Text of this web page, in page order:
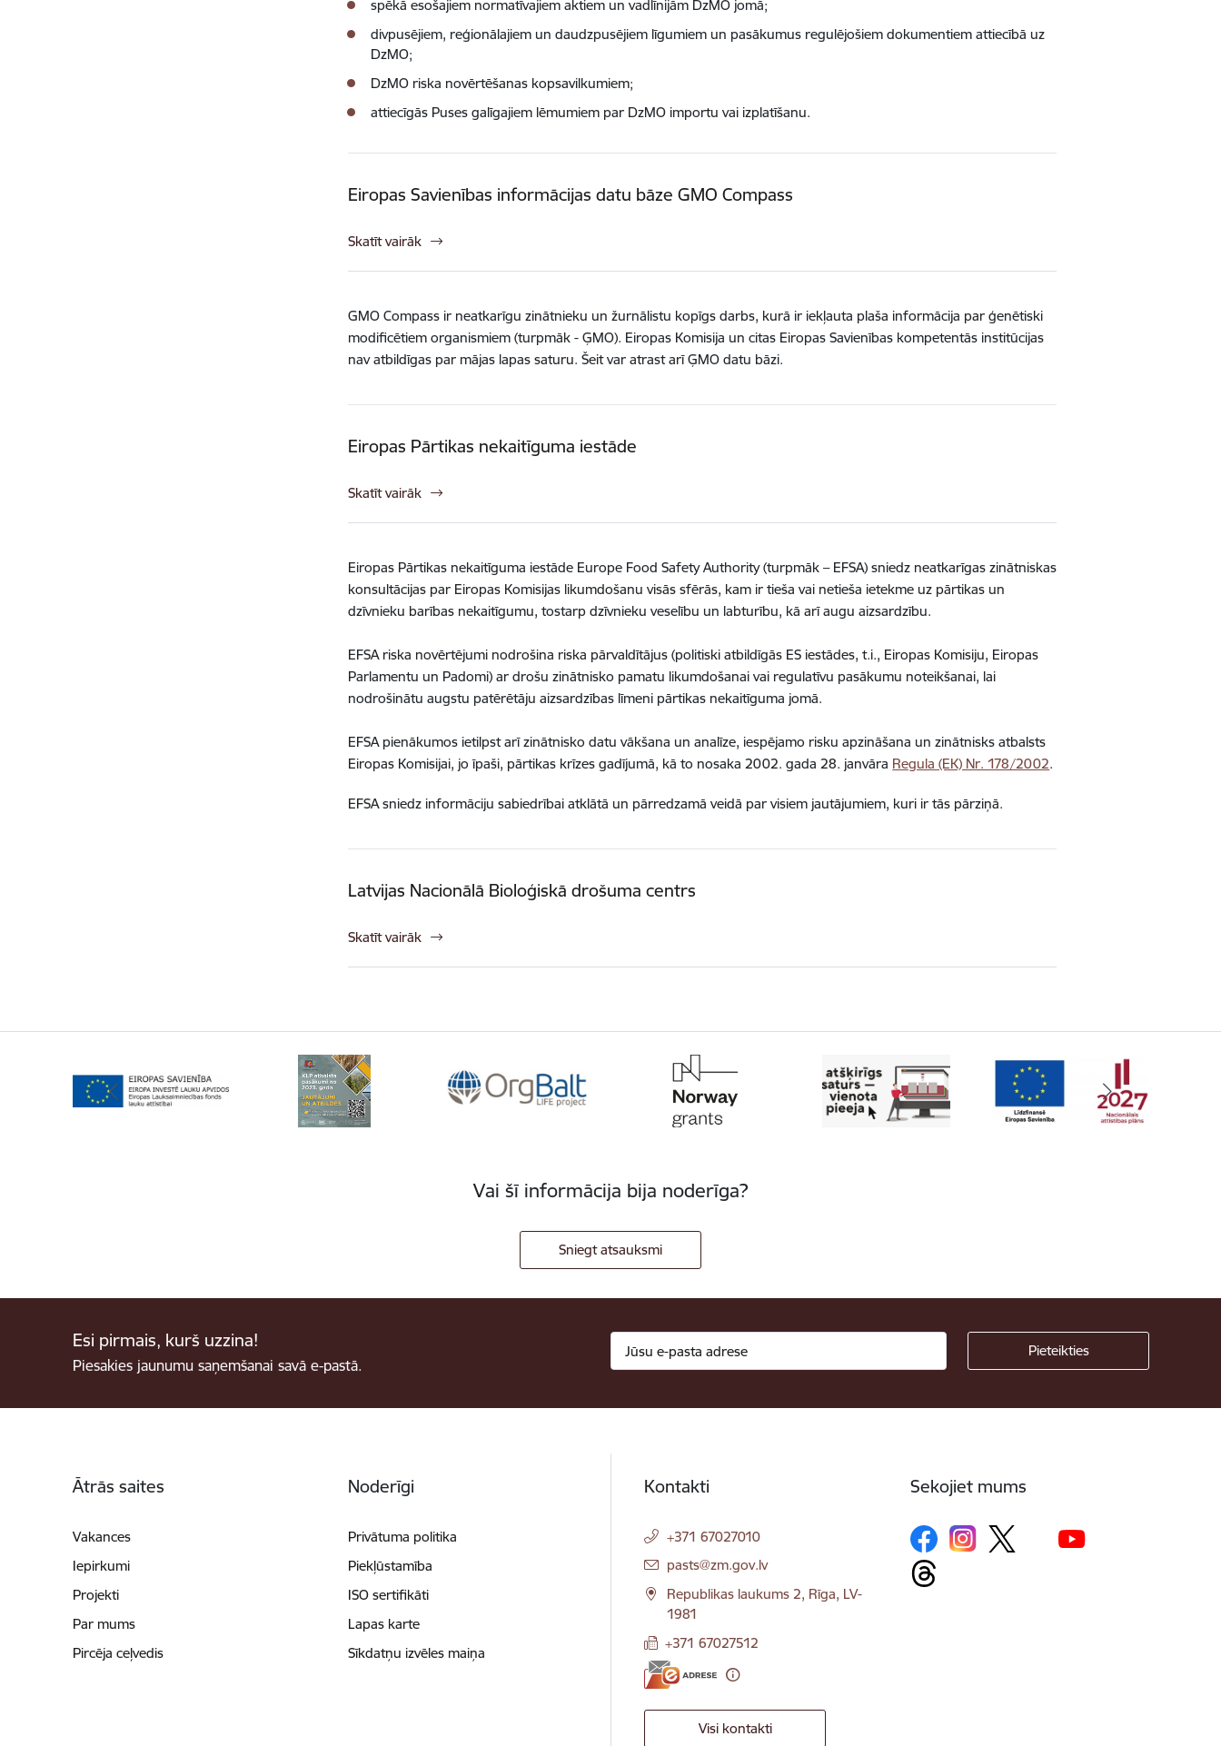
spēkā esošajiem normatīvajiem aktiem un vadlīnijām DzMO jomā;
divpusējiem, reģionālajiem un daudzpusējiem līgumiem un pasākumus regulējošiem dokumentiem attiecībā uz
DzMO;
DzMO riska novērtēšanas kopsavilkumiem;
attiecīgās Puses galīgajiem lēmumiem par DzMO importu vai izplatīšanu.
Eiropas Savienības informācijas datu bāze GMO Compass
Skatīt vairāk
GMO Compass ir neatkarīgu zinātnieku un žurnālistu kopīgs darbs, kurā ir iekļauta plaša informācija par ģenētiski
modificētiem organismiem (turpmāk - ĢMO). Eiropas Komisija un citas Eiropas Savienības kompetentās institūcijas
nav atbildīgas par mājas lapas saturu. Šeit var atrast arī ĢMO datu bāzi.
Eiropas Pārtikas nekaitīguma iestāde
Skatīt vairāk
Eiropas Pārtikas nekaitīguma iestāde Europe Food Safety Authority (turpmāk – EFSA) sniedz neatkarīgas zinātniskas
konsultācijas par Eiropas Komisijas likumdošanu visās sfērās, kam ir tieša vai netieša ietekme uz pārtikas un
dzīvnieku barības nekaitīgumu, tostarp dzīvnieku veselību un labturību, kā arī augu aizsardzību.
EFSA riska novērtējumi nodrošina riska pārvaldītājus (politiski atbildīgās ES iestādes, t.i., Eiropas Komisiju, Eiropas
Parlamentu un Padomi) ar drošu zinātnisko pamatu likumdošanai vai regulatīvu pasākumu noteikšanai, lai
nodrošinātu augstu patērētāju aizsardzības līmeni pārtikas nekaitīguma jomā.
EFSA pienākumos ietilpst arī zinātnisko datu vākšana un analīze, iespējamo risku apzināšana un zinātnisks atbalsts
Eiropas Komisijai, jo īpaši, pārtikas krīzes gadījumā, kā to nosaka 2002. gada 28. janvāra Regula (EK) Nr. 178/2002.
EFSA sniedz informāciju sabiedrībai atklātā un pārredzamā veidā par visiem jautājumiem, kuri ir tās pārziņā.
Latvijas Nacionālā Bioloģiskā drošuma centrs
Skatīt vairāk
Vai šī informācija bija noderīga?
Sniegt atsauksmi
Esi pirmais, kurš uzzina!
Piesakies jaunumu saņemšanai savā e-pastā.
Ātrās saites
Vakances
Iepirkumi
Projekti
Par mums
Pircēja ceļvedis
Noderīgi
Privātuma politika
Piekļūstamība
ISO sertifikāti
Lapas karte
Sīkdatņu izvēles maiņa
Kontakti
+371 67027010
E-pasts:
pasts@zm.gov.lv
Republikas laukums 2, Rīga, LV-
1981
+371 67027512
Visi kontakti
Sekojiet mums